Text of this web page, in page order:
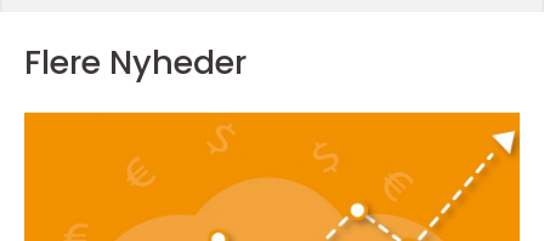
Flere Nyheder